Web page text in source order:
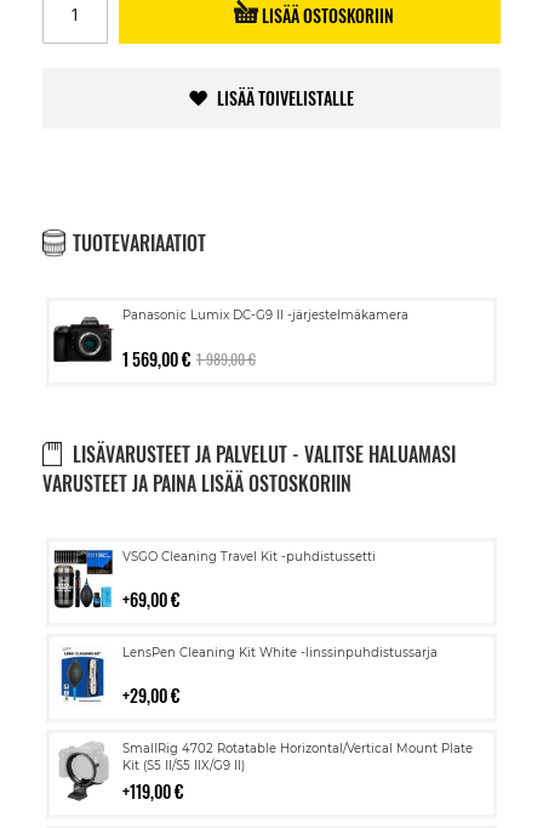
LISÄÄ OSTOSKORIIN
LISÄÄ TOIVELISTALLE
TUOTEVARIAATIOT
Panasonic Lumix DC-G9 II -järjestelmäkamera
1 569,00 € 1 989,00 €
LISÄVARUSTEET JA PALVELUT - VALITSE HALUAMASI
VARUSTEET JA PAINA LISÄÄ OSTOSKORIIN
VSGO Cleaning Travel Kit -puhdistussetti
69,00 €
Lisää
LensPen Cleaning Kit White -linssinpuhdistussarja
29,00 €
Lisää
SmallRig 4702 Rotatable Horizontal/Vertical Mount Plate
Kit (S5 II/S5 IIX/G9 II)
119,00 €
Lisää
ostoskoriin